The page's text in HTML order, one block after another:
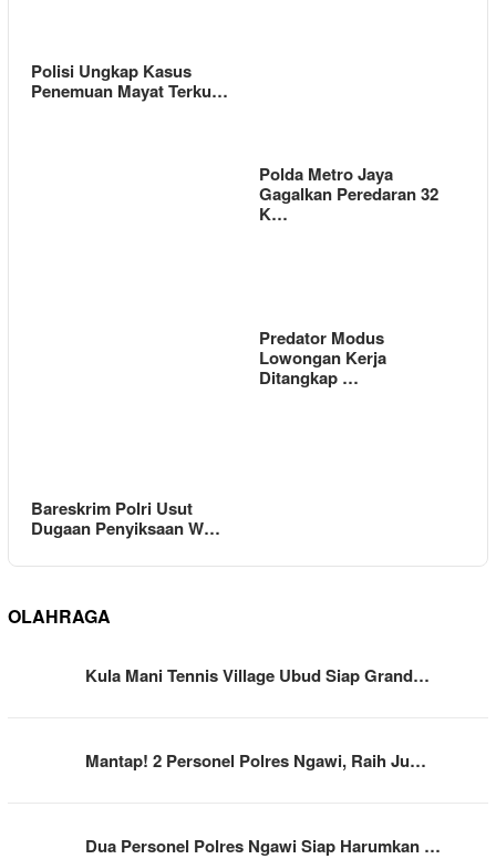
Polisi Ungkap Kasus
Penemuan Mayat Terku…
Polda Metro Jaya
Gagalkan Peredaran 32
K…
Bareskrim Polri Usut
Dugaan Penyiksaan W…
Predator Modus
Lowongan Kerja
Ditangkap …
OLAHRAGA
Kula Mani Tennis Village Ubud Siap Grand…
Mantap! 2 Personel Polres Ngawi, Raih Ju…
Dua Personel Polres Ngawi Siap Harumkan …